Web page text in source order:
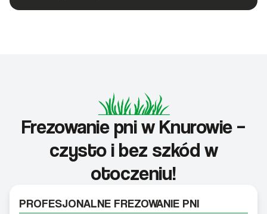
Frezowanie pni w Knurowie –
czysto i bez szkód w
otoczeniu!
PROFESJONALNE FREZOWANIE PNI